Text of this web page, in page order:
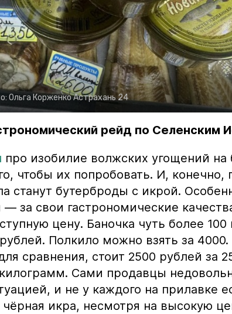
Ольга КорженкоАстрахань 24
рейд по Селенским
про изобилие волжских угощений на
чтобы их попробовать. И, конечно,
станут бутерброды с икрой.
за свои гастрономические
цену. Баночка чуть более
Полкило можно взять за 4000.
сравнения, стоит 2500 рублей за
Сами продавцы
и не у каждого на прилавке
икра, несмотря на высокую